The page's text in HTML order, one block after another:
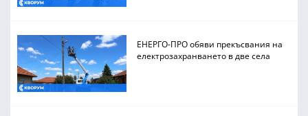
ЕНЕРГО-ПРО обяви прекъсвания на
електрозахранването в две села